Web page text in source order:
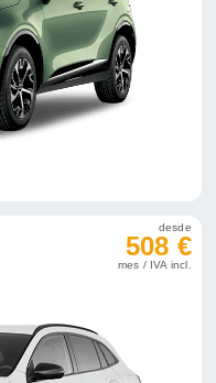
desde
508 €
mes / IVA incl.